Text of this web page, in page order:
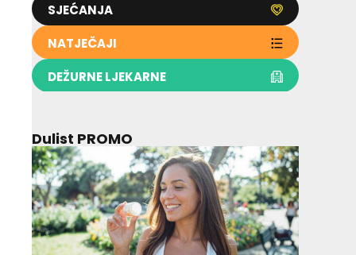
SJEĆANJA
NATJEČAJI
DEŽURNE LJEKARNE
Dulist PROMO